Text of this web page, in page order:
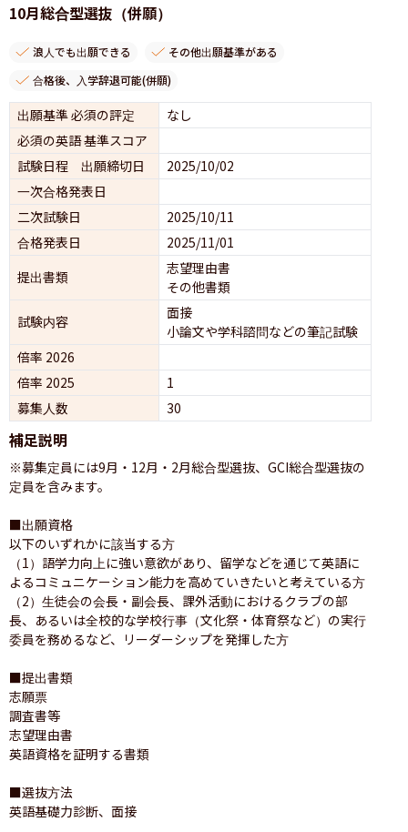
10月総合型選抜（併願）
浪人でも出願できる
その他出願基準がある
合格後、入学辞退可能(併願)
出願基準 必須の評定
なし
必須の英語 基準スコア
試験日程 出願締切日
2025/10/02
一次合格発表日
二次試験日
2025/10/11
合格発表日
2025/11/01
提出書類
志望理由書
その他書類
試験内容
面接
小論文や学科諮問などの筆記試験
倍率 2026
倍率 2025
1
募集人数
30
補足説明
※募集定員には9月・12月・2月総合型選抜、GCI総合型選抜の
定員を含みます。
■出願資格
以下のいずれかに該当する方
（1）語学力向上に強い意欲があり、留学などを通じて英語に
よるコミュニケーション能力を高めていきたいと考えている方
（2）生徒会の会長・副会長、課外活動におけるクラブの部
長、あるいは全校的な学校行事（文化祭・体育祭など）の実行
委員を務めるなど、リーダーシップを発揮した方
■提出書類
志願票
調査書等
志望理由書
英語資格を証明する書類
■選抜方法
英語基礎力診断、面接